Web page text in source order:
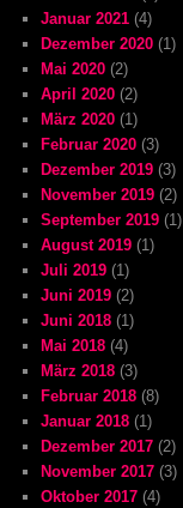
Januar 2021 (4)
Dezember 2020 (1)
Mai 2020 (2)
April 2020 (2)
März 2020 (1)
Februar 2020 (3)
Dezember 2019 (3)
November 2019 (2)
September 2019 (1)
August 2019 (1)
Juli 2019 (1)
Juni 2019 (2)
Juni 2018 (1)
Mai 2018 (4)
März 2018 (3)
Februar 2018 (8)
Januar 2018 (1)
Dezember 2017 (2)
November 2017 (3)
Oktober 2017 (4)